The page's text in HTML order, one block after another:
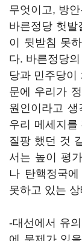
무엇이고, 방
바른정당 헛발
이 뒷받침 못
다. 바른정당
당과 민주당이
문에 우리가
원인이라고
우리 메세지를
질팡 했던 것
서는 높이 평
나 탄핵정국
못하고 있는
-대선에서 유